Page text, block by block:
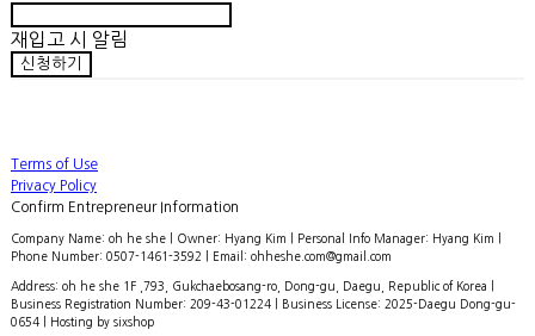
재입고 시 알림
신청하기
Terms of Use
Privacy Policy
Confirm Entrepreneur Information
Company Name: oh he she | Owner: Hyang Kim | Personal Info Manager: Hyang Kim |
Phone Number: 0507-1461-3592 | Email: ohheshe.com@gmail.com
Address: oh he she 1F ,793, Gukchaebosang-ro, Dong-gu, Daegu, Republic of Korea |
Business Registration Number: 209-43-01224 | Business License: 2025-Daegu Dong-gu-
0654 | Hosting by sixshop